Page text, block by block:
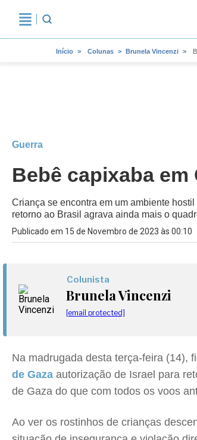
Início Colunas Brunela Vincenzi
Guerra
Bebê capixaba
Criança se encontra em um ambiente
retorno ao Brasil agrava ainda mais o
Publicado em 15 de Novembro de 2023 às 00:10
Colunista
Brunela Vincenzi
[email protected]
Na madrugada desta terça-feira (14),
de Gaza autorização de Israel para
de Gaza do que com todos os voos
Ao ver os rostinhos de crianças